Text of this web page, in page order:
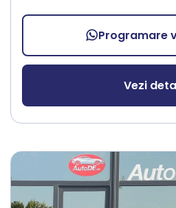
Programare
Vezi